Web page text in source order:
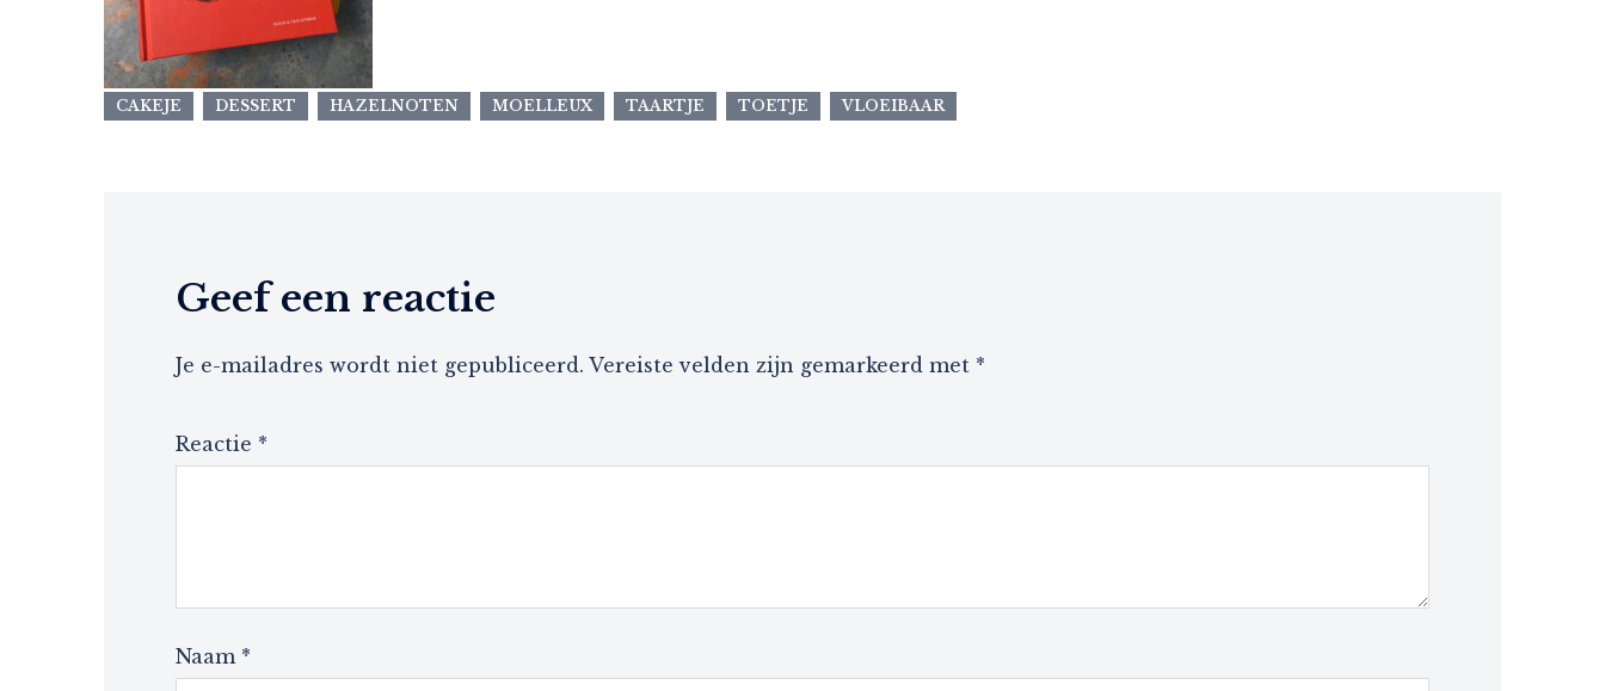
CAKEJE DESSERT HAZELNOTEN MOELLEUX TAARTJE TOETJE VLOEIBAAR
Geef een reactie
Je e-mailadres wordt niet gepubliceerd. Vereiste velden zijn gemarkeerd met *
Reactie *
Naam *